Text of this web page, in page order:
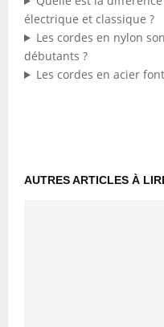
électrique et classique ?
Les cordes en nylon
débutants ?
Les cordes en acier
AUTRES ARTICLES À